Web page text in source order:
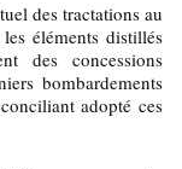
des tractations au
éléments distillés
des concessions
bombardements
adopté ces